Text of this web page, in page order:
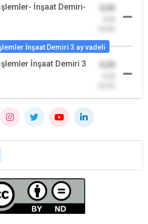
İnşaat Demiri-
İnşaat Demiri 3 ay vadeli
İnşaat Demiri 3